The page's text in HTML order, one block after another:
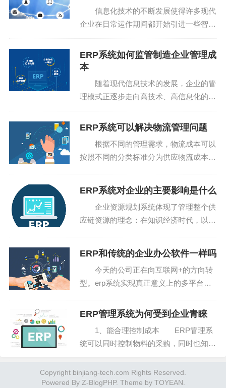
信息化技术的不断发展使得许多现代
企业在日常运作期间都开始引进一些智能
则属于一款能够让企业的管理更加规范的
软件，正是因为如此才出现了erp多年口
ERP系统如何监管制造企业管理成
本
随着现代信息技术的发展，企业的管
理模式正逐步走向高技术、高信息化的道
息库，包括产品的库存和价格信息等，使
方面ERP又具有外...
ERP系统可以解决物流管理问题
根据不同的管理需求，物流成本可以
按照不同的分类标准分为供应物流成本、
统，系统部署于服务器端，用户可通过P
C、平板电脑、...
ERP系统对企业的主要影响是什么
企业资源规划系统体现了管理整个供
应链资源的理念：在知识经济时代，以自
行，ERP系统可以不受任何操作系统限
制，以便企业可以根...
ERP和传统的企业办公软件一样吗
今天的公司正在向互联网+的方向转
型。erp系统实现真正意义上的多平台运
制，以便企业可以根据业务需要和投资能
不同应用水平阶段的...
ERP管理系统为何受到企业青睐
1、能合理控制成本 ERP管理系
统可以同时控制物料的采购，同时也知道
理甚至错误的采购，同时，在实际生产
中，也可以及时配料，避免原材料的堆积
Copyright binjiang-tech.com Rights Reserved.
Powered By Z-BlogPHP. Theme by TOYEAN